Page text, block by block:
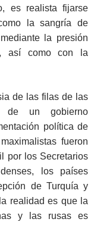
es realista fijarse
la sangría de
la presión
así como con la
de las filas de las
de un gobierno
política de
fueron
por los Secretarios
los países
de Turquía y
realidad es que la
y las rusas es